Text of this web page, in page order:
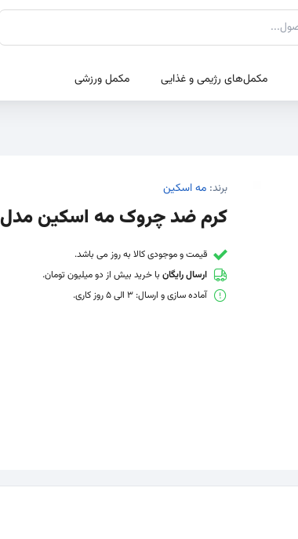
مکمل‌های رژیمی و غذایی مکمل ورزشی
برند: مه اسکین
کرم ضد چروک مه اسکین مدل 01 حجم 40 میلی لیتر
قیمت و موجودی کالا به روز می باشد.
ارسال رایگان با خرید بیش از دو میلیون تومان.
آماده سازی و ارسال: 3 الی 5 روز کاری.